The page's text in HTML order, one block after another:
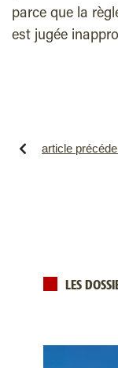
parce que la
est jugée
article
LES